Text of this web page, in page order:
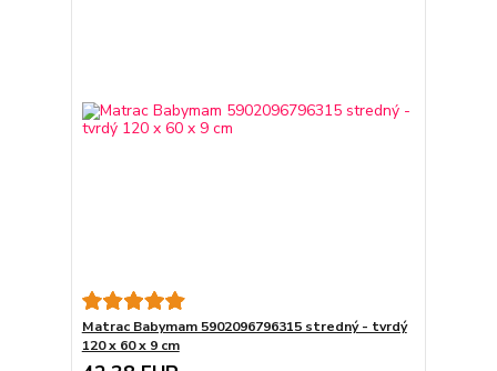
Matrac Babymam 5902096796315 stredný - tvrdý
120 x 60 x 9 cm